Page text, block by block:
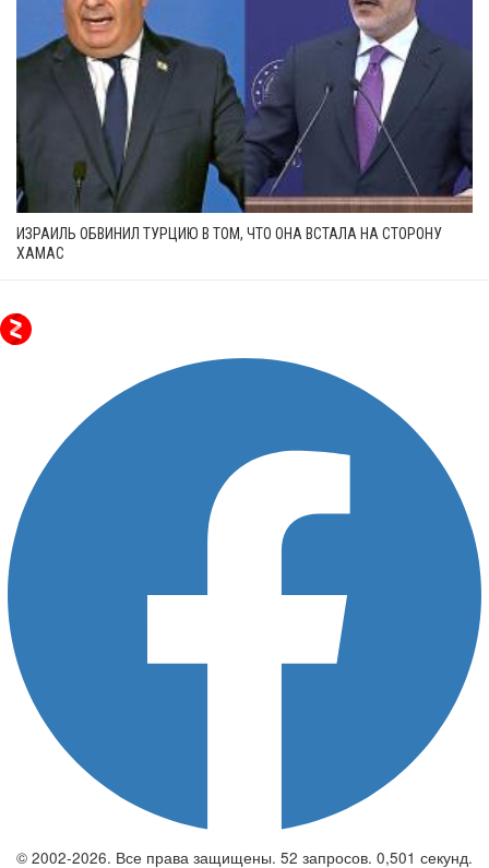
ИЗРАИЛЬ ОБВИНИЛ ТУРЦИЮ В ТОМ, ЧТО ОНА ВСТАЛА НА СТОРОНУ
ХАМАС
© 2002-2026. Все права защищены. 52 запросов. 0,501 секунд.